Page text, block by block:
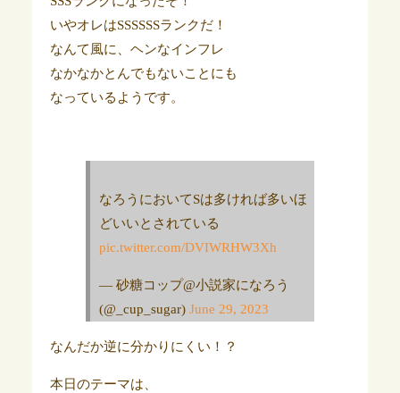
いやオレはSSSSSSランクだ！
なんて風に、ヘンなインフレ
なかなかとんでもないことにも
なっているようです。
なろうにおいてSは多ければ多いほ
どいいとされている
pic.twitter.com/DVIWRHW3Xh
— 砂糖コップ@小説家になろう
(@_cup_sugar) June 29, 2023
なんだか逆に分かりにくい！？
本日のテーマは、